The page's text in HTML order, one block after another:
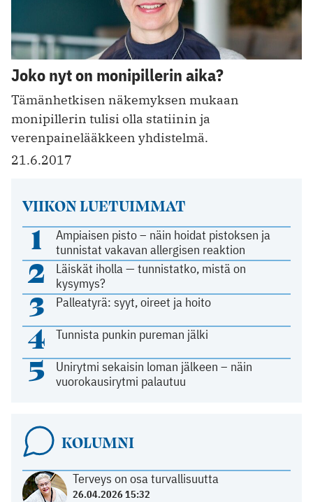
Joko nyt on monipillerin aika?
Tämänhetkisen näkemyksen mukaan
monipillerin tulisi olla statiinin ja
verenpainelääkkeen yhdistelmä.
21.6.2017
VIIKON LUETUIMMAT
1
Ampiaisen pisto – näin hoidat pistoksen ja
tunnistat vakavan allergisen reaktion
2
Läiskät iholla — tunnistatko, mistä on
kysymys?
3 Palleatyrä: syyt, oireet ja hoito
4 Tunnista punkin pureman jälki
5
Unirytmi sekaisin loman jälkeen – näin
vuorokausirytmi palautuu
KOLUMNI
Terveys on osa turvallisuutta
26.04.2026 15:32